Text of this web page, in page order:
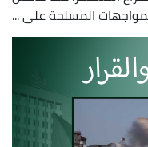
المسلحة على ...